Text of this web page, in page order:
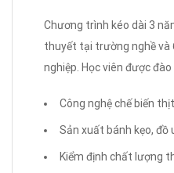
Chương trình kéo dài 3
thuyết tại trường nghề và
nghiệp. Học viên được
Công nghệ chế biến
Sản xuất bánh kẹo, đồ
Kiểm định chất lượng